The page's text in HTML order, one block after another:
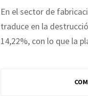
En el sector de
traduce en la
14,22%, con lo que la